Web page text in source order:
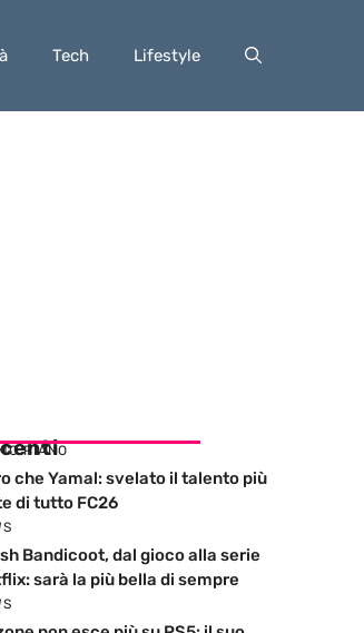
Tech Lifestyle
PIANO
che Yamal: svelato il talento più
di tutto FC26
Bandicoot, dal gioco alla serie
sarà la più bella di sempre